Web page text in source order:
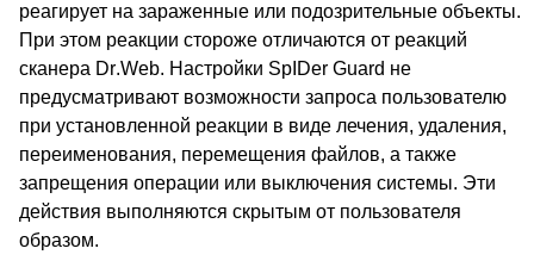
реагирует на зараженные или подозрительные объекты.
При этом реакции стороже отличаются от реакций
сканера Dr.Web. Настройки SpIDer Guard не
предусматривают возможности запроса пользователю
при установленной реакции в виде лечения, удаления,
переименования, перемещения файлов, а также
запрещения операции или выключения системы. Эти
действия выполняются скрытым от пользователя
образом.